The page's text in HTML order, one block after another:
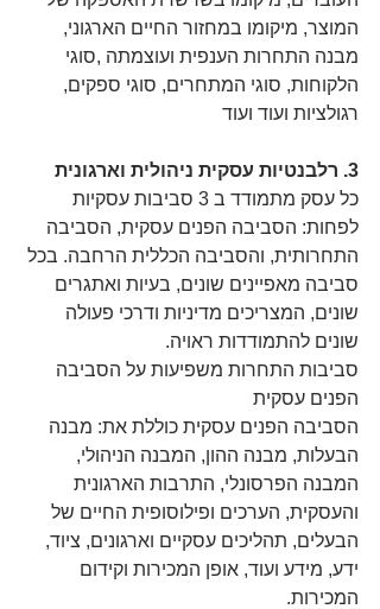
המוצר, מיקומו במחזור החיים הארגוני,
מבנה התחרות הענפית ועוצמתה ,סוגי
הלקוחות, סוגי המתחרים, סוגי ספקים,
רגולציות ועוד ועוד
3. רלבנטיות עסקית ניהולית וארגונית
כל עסק מתמודד ב 3 סביבות עסקיות
לפחות: הסביבה הפנים עסקית, הסביבה
התחרותית, והסביבה הכללית הרחבה. בכל
סביבה מאפיינים שונים, בעיות ואתגרים
שונים, המצריכים מדיניות ודרכי פעולה
שונים להתמודדות ראויה.
סביבות התחרות משפיעות על הסביבה
הפנים עסקית
הסביבה הפנים עסקית כוללת את: מבנה
הבעלות, מבנה ההון, המבנה הניהולי,
המבנה הפרסונלי, התרבות הארגונית
והעסקית, הערכים ופילוסופית החיים של
הבעלים, תהליכים עסקיים וארגונים, ציוד,
ידע, מידע ועוד, אופן המכירות וקידום
המכירות.